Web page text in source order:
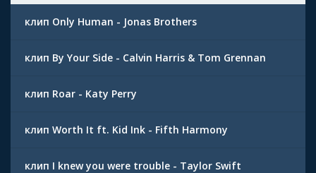
клип Only Human - Jonas Brothers
клип By Your Side - Calvin Harris & Tom Grennan
клип Roar - Katy Perry
клип Worth It ft. Kid Ink - Fifth Harmony
клип I knew you were trouble - Taylor Swift